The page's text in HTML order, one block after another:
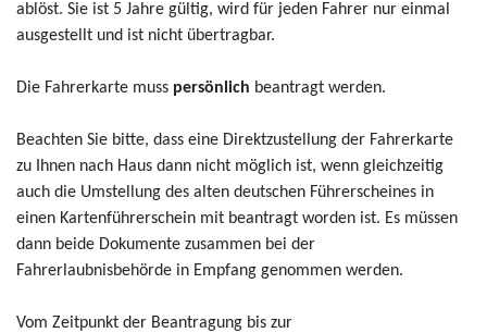
ablöst. Sie ist 5 Jahre gültig, wird für jeden Fahrer nur einmal
ausgestellt und ist nicht übertragbar.
Die Fahrerkarte muss persönlich beantragt werden.
Beachten Sie bitte, dass eine Direktzustellung der Fahrerkarte
zu Ihnen nach Haus dann nicht möglich ist, wenn gleichzeitig
auch die Umstellung des alten deutschen Führerscheines in
einen Kartenführerschein mit beantragt worden ist. Es müssen
dann beide Dokumente zusammen bei der
Fahrerlaubnisbehörde in Empfang genommen werden.
Vom Zeitpunkt der Beantragung bis zur